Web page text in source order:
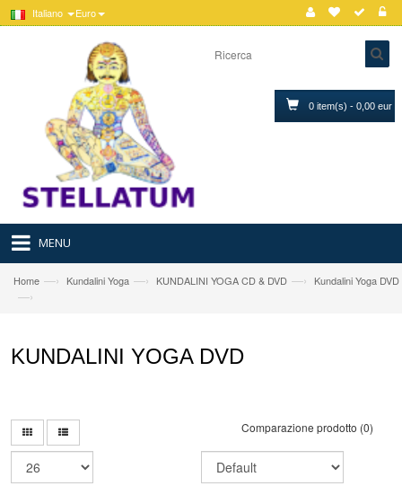
Italiano Euro
0 item(s) - 0,00 eur
MENU
Home —› Kundalini Yoga —› KUNDALINI YOGA CD & DVD —› Kundalini Yoga DVD
—›
KUNDALINI YOGA DVD
Comparazione prodotto (0)